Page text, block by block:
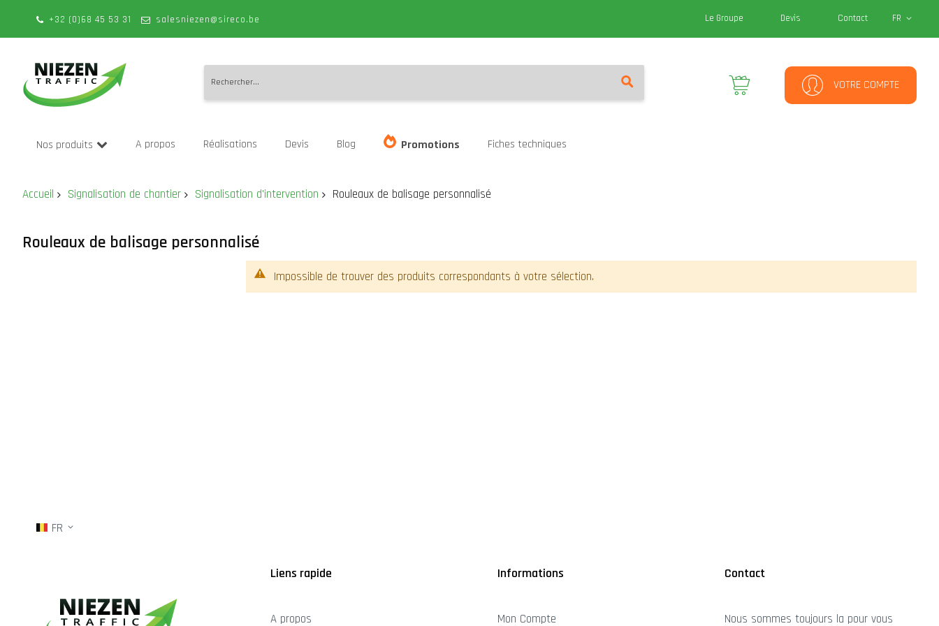
+32 (0)68 45 53 31 salesniezen@sireco.be FR
Le Groupe Devis Contact
VOTRE COMPTE
Mon panier
contenuNos produits A propos Réalisations Devis Blog Promotions Fiches techniques
Accueil Signalisation de chantier Signalisation d'intervention Rouleaux de balisage personnalisé
Rouleaux de balisage personnalisé
Impossible de trouver des produits correspondants à votre sélection.
FR
Liens rapide
A propos
Informations
Mon Compte
Contact
Nous sommes toujours la pour vous